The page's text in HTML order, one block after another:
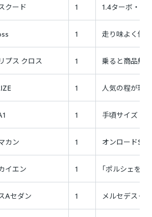
クード 1 1.4ターボ・走
1 走り味よく使
プス クロス 1 乗ると商品魅
1 人気の程が理
1 手頃サイズ・
カン 1 オンロード
イエン 1 ｢ポルシェを着
Aセダン 1 メルセデスっ